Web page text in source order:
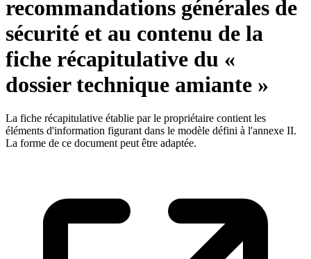
recommandations générales de
sécurité et au contenu de la
fiche récapitulative du «
dossier technique amiante »
La fiche récapitulative établie par le propriétaire contient les
éléments d'information figurant dans le modèle défini à l'annexe II.
La forme de ce document peut être adaptée.